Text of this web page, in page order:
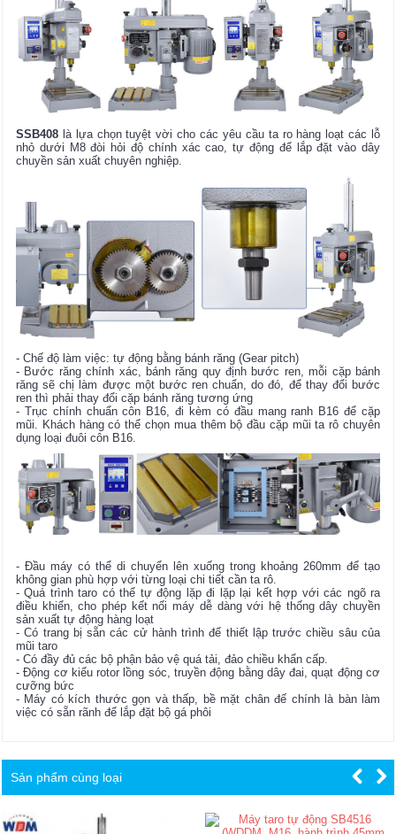
SSB408 là lựa chọn tuyệt vời cho các yêu cầu ta ro hàng loạt các lỗ
nhỏ dưới M8 đòi hỏi độ chính xác cao, tự động để lắp đặt vào dây
chuyền sản xuất chuyên nghiệp.
- Chế độ làm việc: tự động bằng bánh răng (Gear pitch)
- Bước răng chính xác, bánh răng quy định bước ren, mỗi cặp bánh
răng sẽ chị làm được một bước ren chuẩn, do đó, để thay đổi bước
ren thì phải thay đổi cặp bánh răng tương ứng
- Trục chính chuẩn côn B16, đi kèm có đầu mang ranh B16 để cặp
mũi. Khách hàng có thể chọn mua thêm bộ đầu cặp mũi ta rô chuyên
dụng loại đuôi côn B16.
- Đầu máy có thể di chuyển lên xuống trong khoảng 260mm để tạo
không gian phù hợp với từng loại chi tiết cần ta rô.
- Quá trình taro có thể tự động lặp đi lặp lại kết hợp với các ngõ ra
điều khiển, cho phép kết nối máy dễ dàng với hệ thống dây chuyền
sản xuất tự động hàng loạt
- Có trang bị sẵn các cử hành trình để thiết lập trước chiều sâu của
mũi taro
- Có đầy đủ các bộ phận bảo vệ quá tải, đảo chiều khẩn cấp.
- Động cơ kiểu rotor lồng sóc, truyền động bằng dây đai, quạt động cơ
cưỡng bức
- Máy có kích thước gọn và thấp, bề mặt chân đế chính là bàn làm
việc có sẵn rãnh để lắp đặt bộ gá phôi
Sản phẩm cùng loại